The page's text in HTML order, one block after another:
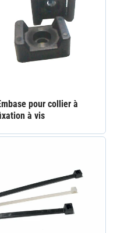
pour collier à
à vis